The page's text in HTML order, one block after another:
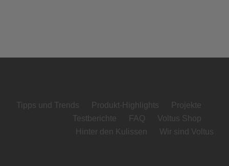
Tipps und Trends Produkt-Highlights
Projekte
Testberichte
FAQ
Voltus Shop
Hinter den Kulissen
Wir sind Voltus